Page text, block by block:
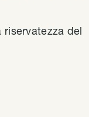
del